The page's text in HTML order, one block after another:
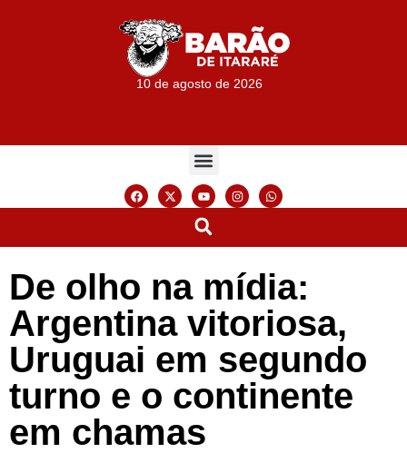
10 de agosto de 2026
De olho na mídia:
Argentina vitoriosa,
Uruguai em segundo
turno e o continente
em chamas